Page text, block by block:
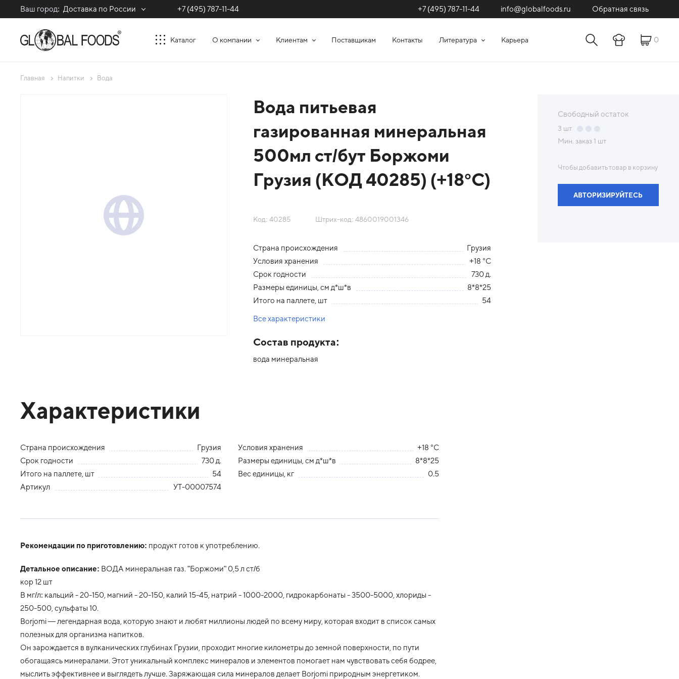
Ваш город: Доставка по России +7 (495) 787-11-44 +7 (495) 787-11-44 info@globalfoods.ru Обратная связь
Каталог О компании Клиентам Поставщикам Контакты Литература Карьера 0
Главная Напитки Вода
Вода питьевая
газированная минеральная
500мл ст/бут Боржоми
Грузия (КОД 40285) (+18°С)
Код: 40285 Штрих-код: 4860019001346
Страна происхождения
Грузия
Условия хранения
+18 °С
Срок годности
730 д.
Размеры единицы, см д*ш*в
8*8*25
Итого на паллете, шт
54
Все характеристики
Состав продукта:
вода минеральная
Характеристики
Страна происхождения Грузия Условия хранения
+18 °С
Срок годности
730 д. Размеры единицы, см д*ш*в
8*8*25
Итого на паллете, шт
54 Вес единицы, кг
0.5
Артикул
УТ-00007574
Рекомендации по приготовлению: продукт готов к употреблению.
Детальное описание: ВОДА минеральная газ. "Боржоми" 0,5 л ст/б
кор 12 шт
В мг/л: кальций - 20-150, магний - 20-150, калий 15-45, натрий - 1000-2000, гидрокарбонаты - 3500-5000, хлориды -
250-500, сульфаты 10.
Borjomi — легендарная вода, которую знают и любят миллионы людей по всему миру, которая входит в список самых
полезных для организма напитков.
Он зарождается в вулканических глубинах Грузии, проходит многие километры до земной поверхности, по пути
обогащаясь минералами. Этот уникальный комплекс минералов и элементов помогает нам чувствовать себя бодрее,
мыслить эффективнее и выглядеть лучше. Заряжающая сила минералов делает Borjomi природным энергетиком.
Свободный остаток
3 шт
Мин. заказ 1 шт
Чтобы добавить товар в корзину
АВТОРИЗИРУЙТЕСЬ